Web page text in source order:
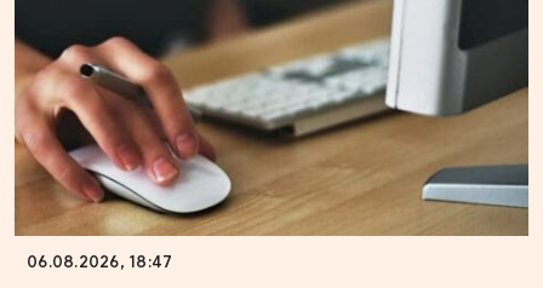
06.08.2026, 18:47